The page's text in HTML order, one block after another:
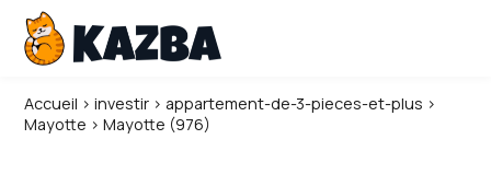
Accueil ›investir › appartement-de-3-pieces-et-plus ›
Mayotte ›Mayotte (976)